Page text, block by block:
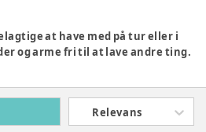
at have med på tur eller i
og arme fri til at lave andre ting.
en bæresele god og tæt
mellem forældre og barn. Vi
så du kan finde den rette
Relevans